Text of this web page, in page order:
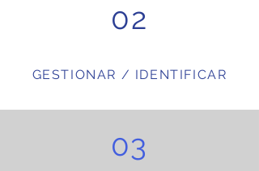
02
GESTIONAR / IDENTIFICAR
03